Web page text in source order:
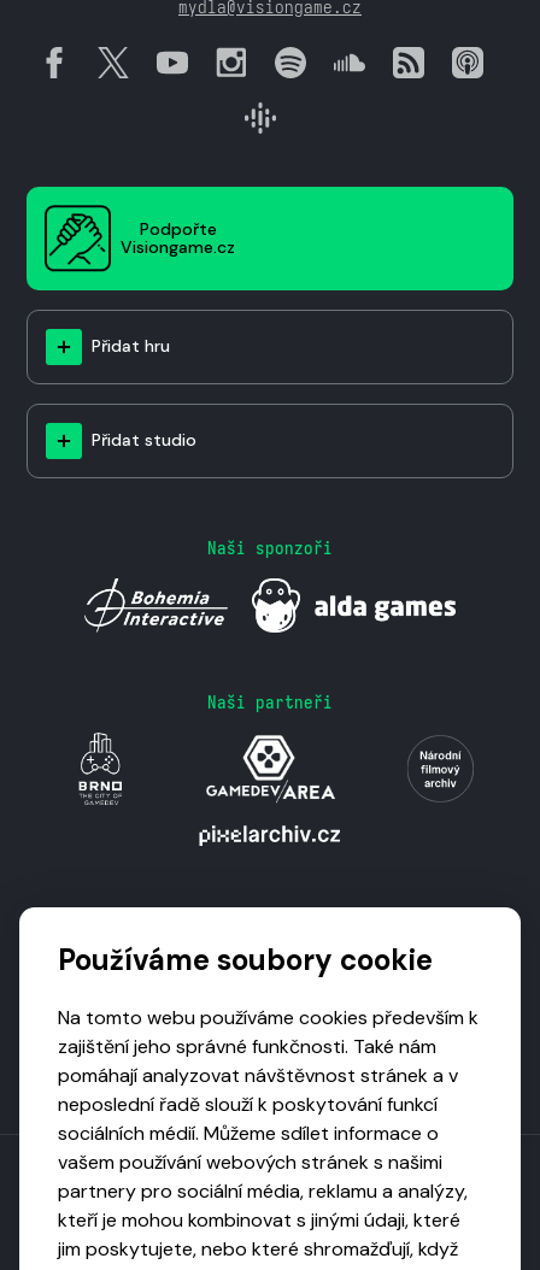
mydla@visiongame.cz
Podpořte
Visiongame.cz
Přidat hru
Přidat studio
Naši sponzoři
Naši partneři
Toto dílo podléhá licenci CC BY-NC-ND
Uveďte původ, neužívejte komerčně, nezpracovávejte.
Používáme soubory cookie
Na tomto webu používáme cookies především k
zajištění jeho správné funkčnosti. Také nám
pomáhají analyzovat návštěvnost stránek a v
neposlední řadě slouží k poskytování funkcí
sociálních médií. Můžeme sdílet informace o
vašem používání webových stránek s našimi
partnery pro sociální média, reklamu a analýzy,
kteří je mohou kombinovat s jinými údaji, které
jim poskytujete, nebo které shromažďují, když